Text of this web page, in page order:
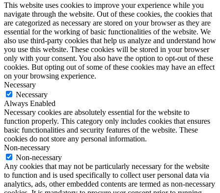
This website uses cookies to improve your experience while you
navigate through the website. Out of these cookies, the cookies that
are categorized as necessary are stored on your browser as they are
essential for the working of basic functionalities of the website. We
also use third-party cookies that help us analyze and understand how
you use this website. These cookies will be stored in your browser
only with your consent. You also have the option to opt-out of these
cookies. But opting out of some of these cookies may have an effect
on your browsing experience.
Necessary
Necessary
Always Enabled
Necessary cookies are absolutely essential for the website to
function properly. This category only includes cookies that ensures
basic functionalities and security features of the website. These
cookies do not store any personal information.
Non-necessary
Non-necessary
Any cookies that may not be particularly necessary for the website
to function and is used specifically to collect user personal data via
analytics, ads, other embedded contents are termed as non-necessary